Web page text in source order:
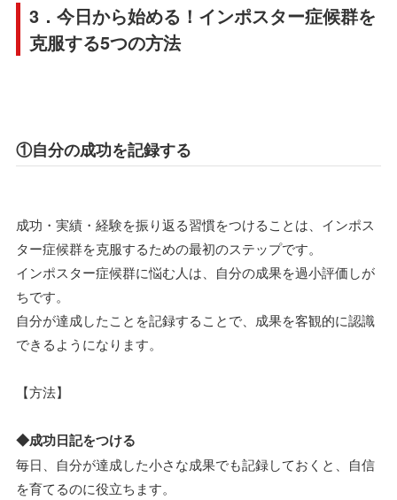
3．今日から始める！インポスター症候群を
克服する5つの方法
①自分の成功を記録する
成功・実績・経験を振り返る習慣をつけることは、インポス
ター症候群を克服するための最初のステップです。
インポスター症候群に悩む人は、自分の成果を過小評価しが
ちです。
自分が達成したことを記録することで、成果を客観的に認識
できるようになります。
【方法】
◆成功日記をつける
毎日、自分が達成した小さな成果でも記録しておくと、自信
を育てるのに役立ちます。